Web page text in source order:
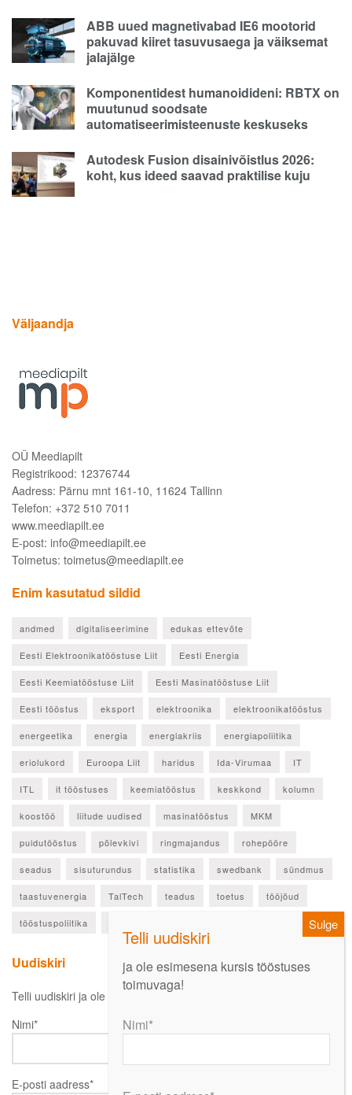
ABB uued magnetivabad IE6 mootorid
pakuvad kiiret tasuvusaega ja väiksemat
jalajälge
Komponentidest humanoidideni: RBTX on
muutunud soodsate
automatiseerimisteenuste keskuseks
Autodesk Fusion disainivõistlus 2026:
koht, kus ideed saavad praktilise kuju
Väljaandja
OÜ Meediapilt
Registrikood: 12376744
Aadress: Pärnu mnt 161-10, 11624 Tallinn
Telefon: +372 510 7011
www.meediapilt.ee
E-post: info@meediapilt.ee
Toimetus: toimetus@meediapilt.ee
Enim kasutatud sildid
andmed digitaliseerimine edukas ettevõte
Eesti Elektroonikatööstuse Liit Eesti Energia
Eesti Keemiatööstuse Liit Eesti Masinatööstuse Liit
Eesti tööstus eksport elektroonika elektroonikatööstus
energeetika energia energiakriis energiapoliitika
eriolukord Euroopa Liit haridus Ida-Virumaa IT
ITL it tööstuses keemiatööstus keskkond kolumn
koostöö liitude uudised masinatööstus MKM
puidutööstus põlevkivi ringmajandus rohepööre
seadus sisuturundus statistika swedbank sündmus
taastuvenergia TalTech teadus toetus tööjõud
tööstuspoliitika
Uudiskiri
Telli uudiskiri ja ole esimesena kursis oluliste uudistega!
Nimi*
E-posti aadress*
ja ole esimesena kursis tööstuses
toimuvaga!
Nimi*